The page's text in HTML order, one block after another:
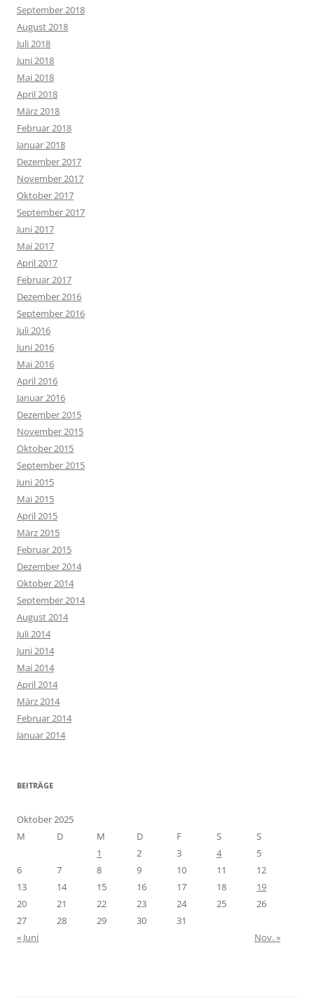
September 2018
August 2018
Juli 2018
Juni 2018
Mai 2018
April 2018
März 2018
Februar 2018
Januar 2018
Dezember 2017
November 2017
Oktober 2017
September 2017
Juni 2017
Mai 2017
April 2017
Februar 2017
Dezember 2016
September 2016
Juli 2016
Juni 2016
Mai 2016
April 2016
Januar 2016
Dezember 2015
November 2015
Oktober 2015
September 2015
Juni 2015
Mai 2015
April 2015
März 2015
Februar 2015
Dezember 2014
Oktober 2014
September 2014
August 2014
Juli 2014
Juni 2014
Mai 2014
April 2014
März 2014
Februar 2014
Januar 2014
BEITRÄGE
Oktober 2025
M
D M D F S
S
1
2 3 4
5
6
7 8 9 10 11
12
13
14 15 16 17 18
19
20
21 22 23 24 25
26
27
28 29 30
31
« Juni
Nov. »